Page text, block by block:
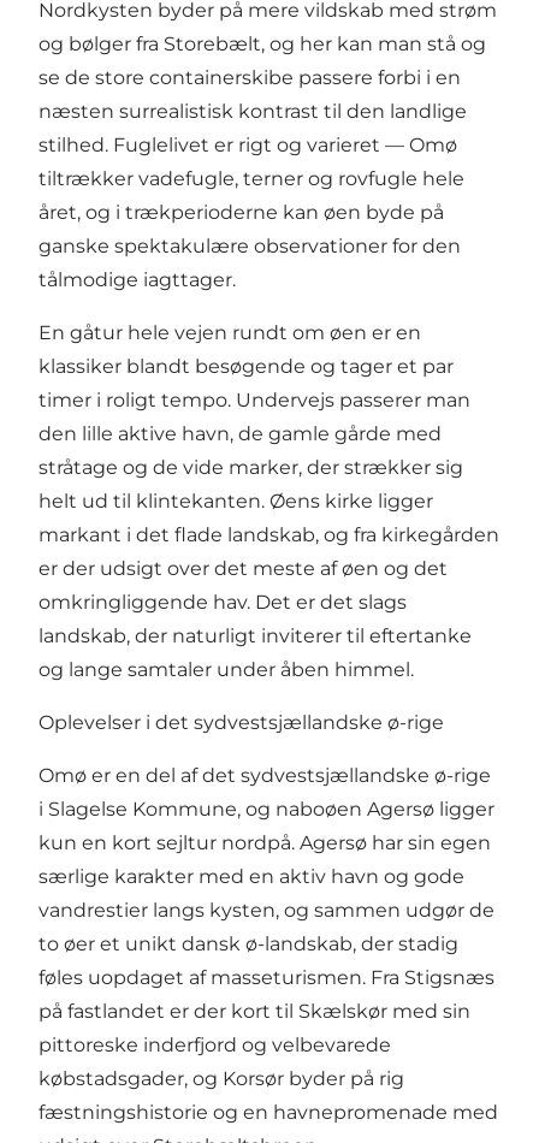
Nordkysten byder på mere vildskab med strøm
og bølger fra Storebælt, og her kan man stå og
se de store containerskibe passere forbi i en
næsten surrealistisk kontrast til den landlige
stilhed. Fuglelivet er rigt og varieret — Omø
tiltrækker vadefugle, terner og rovfugle hele
året, og i trækperioderne kan øen byde på
ganske spektakulære observationer for den
tålmodige iagttager.
En gåtur hele vejen rundt om øen er en
klassiker blandt besøgende og tager et par
timer i roligt tempo. Undervejs passerer man
den lille aktive havn, de gamle gårde med
stråtage og de vide marker, der strækker sig
helt ud til klintekanten. Øens kirke ligger
markant i det flade landskab, og fra kirkegården
er der udsigt over det meste af øen og det
omkringliggende hav. Det er det slags
landskab, der naturligt inviterer til eftertanke
og lange samtaler under åben himmel.
Oplevelser i det sydvestsjællandske ø-rige
Omø er en del af det sydvestsjællandske ø-rige
i Slagelse Kommune, og naboøen Agersø ligger
kun en kort sejltur nordpå. Agersø har sin egen
særlige karakter med en aktiv havn og gode
vandrestier langs kysten, og sammen udgør de
to øer et unikt dansk ø-landskab, der stadig
føles uopdaget af masseturismen. Fra Stigsnæs
på fastlandet er der kort til Skælskør med sin
pittoreske inderfjord og velbevarede
købstadsgader, og Korsør byder på rig
fæstningshistorie og en havnepromenade med